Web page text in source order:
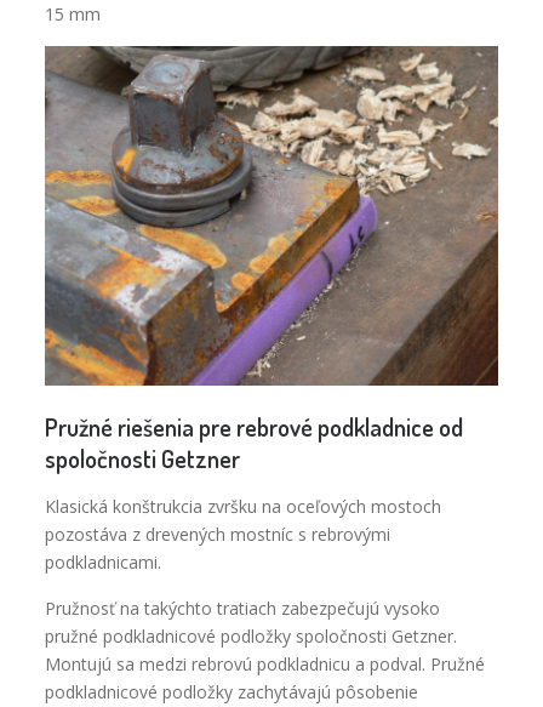
15 mm
Pružné riešenia pre rebrové podkladnice od
spoločnosti Getzner
Klasická konštrukcia zvršku na oceľových mostoch
pozostáva z drevených mostníc s rebrovými
podkladnicami.
Pružnosť na takýchto tratiach zabezpečujú vysoko
pružné podkladnicové podložky spoločnosti Getzner.
Montujú sa medzi rebrovú podkladnicu a podval. Pružné
podkladnicové podložky zachytávajú pôsobenie